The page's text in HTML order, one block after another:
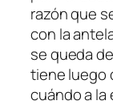
razón que
con la
se queda
tiene luego
cuándo a la